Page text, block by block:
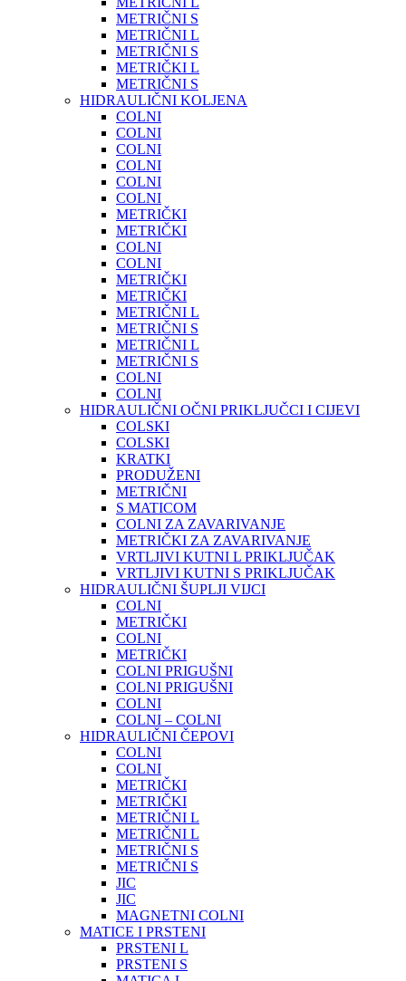
METRIČNI S
METRIČNI L
METRIČNI S
METRIČKI L
METRIČNI S
HIDRAULIČNI KOLJENA
COLNI
COLNI
COLNI
COLNI
COLNI
COLNI
METRIČKI
METRIČKI
COLNI
COLNI
METRIČKI
METRIČKI
METRIČNI L
METRIČNI S
METRIČNI L
METRIČNI S
COLNI
COLNI
HIDRAULIČNI OČNI PRIKLJUČCI I CIJEVI
COLSKI
COLSKI
KRATKI
PRODUŽENI
METRIČNI
S MATICOM
COLNI ZA ZAVARIVANJE
METRIČKI ZA ZAVARIVANJE
VRTLJIVI KUTNI L PRIKLJUČAK
VRTLJIVI KUTNI S PRIKLJUČAK
HIDRAULIČNI ŠUPLJI VIJCI
COLNI
METRIČKI
COLNI
METRIČKI
COLNI PRIGUŠNI
COLNI PRIGUŠNI
COLNI
COLNI – COLNI
HIDRAULIČNI ČEPOVI
COLNI
COLNI
METRIČKI
METRIČKI
METRIČNI L
METRIČNI L
METRIČNI S
METRIČNI S
JIC
JIC
MAGNETNI COLNI
MATICE I PRSTENI
PRSTENI L
PRSTENI S